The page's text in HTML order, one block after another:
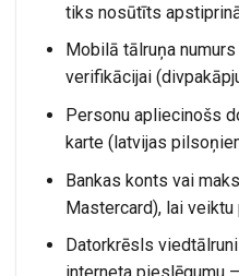
tiks nosūtīts
Mobilā tālruņa
verifikācijai
Personu apliecinošs
karte (latvijas
Bankas konts vai
Mastercard), lai veiktu
Datorkrēsls